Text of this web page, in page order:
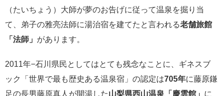
（たいちょう）大師が夢のお告げに従って温泉を掘り当
て、弟子の雅亮法師に湯治宿を建てたと言われる老舗旅館
「法師」 があります。
2011年−石川県民としてはとても残念なことに、ギネスブ
ック「世界で最も歴史ある温泉宿」の認定は705年に藤原鎌
足の長男藤原真人が開湯した山梨県西山温泉「慶雲館」 に